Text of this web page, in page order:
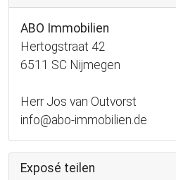
ABO Immobilien
Hertogstraat 42
6511 SC Nijmegen
Herr Jos van Outvorst
info@abo-immobilien.de
Exposé teilen